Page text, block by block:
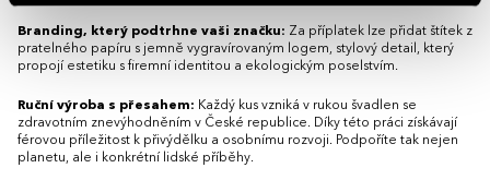
Branding, který podtrhne vaši značku: Za příplatek lze přidat štítek z
pratelného papíru s jemně vygravírovaným logem, stylový detail, který
propojí estetiku s firemní identitou a ekologickým poselstvím.
Ruční výroba s přesahem: Každý kus vzniká v rukou švadlen se
zdravotním znevýhodněním v České republice. Díky této práci získávají
férovou příležitost k přivýdělku a osobnímu rozvoji. Podpoříte tak nejen
planetu, ale i konkrétní lidské příběhy.